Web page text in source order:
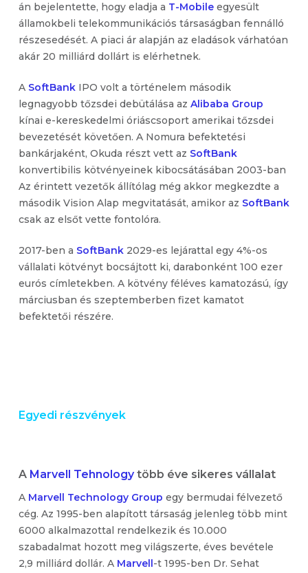
án bejelentette, hogy eladja a T-Mobileegyesült
államokbeli telekommunikációs társaságban fennálló
részesedését. A piaci ár alapján az eladások várhatóan
akár 20 milliárd dollárt is elérhetnek.
A SoftBankIPO volt a történelem második
legnagyobb tőzsdei debütálása az Alibaba Group
kínai e-kereskedelmi óriáscsoport amerikai tőzsdei
bevezetését követően. A Nomura befektetési
bankárjaként, Okuda részt vett az SoftBank
konvertibilis kötvényeinek kibocsátásában 2003-ban
Az érintett vezetők állítólag még akkor megkezdte a
második Vision Alap megvitatását, amikor az SoftBank
csak az elsőt vette fontolóra.
2017-ben a SoftBank2029-es lejárattal egy 4%-os
vállalati kötvényt bocsájtott ki, darabonként 100 ezer
eurós címletekben. A kötvény féléves kamatozású, így
márciusban és szeptemberben fizet kamatot
befektetői részére.
Egyedi részvények
A Marvell Tehnology több éve sikeres vállalat
A Marvell Technology Group egy bermudai félvezető
cég. Az 1995-ben alapított társaság jelenleg több mint
6000 alkalmazottal rendelkezik és 10.000
szabadalmat hozott meg világszerte, éves bevétele
2,9 milliárd dollár. A Marvell-t 1995-ben Dr. Sehat